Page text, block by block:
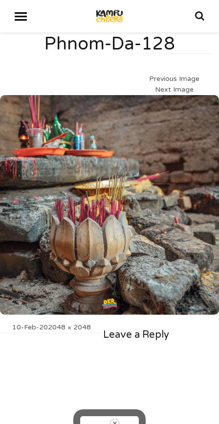
Phnom-Da-128
Previous Image
Next Image
Posted
10-Feb-20Full
2048 × 2048
Leave a Reply